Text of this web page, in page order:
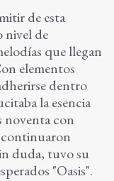
de esta
nivel de
que llegan
elementos
dentro
la esencia
noventa con
continuaron
duda, tuvo su
"Oasis".